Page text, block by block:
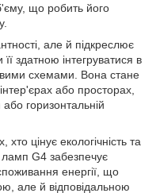
що робить його
але й підкреслює
здатною інтегруватися в
схемами. Вона стане
або просторах,
горизонтальній
цінує екологічність та
G4 забезпечує
енергії, що
але й відповідальною